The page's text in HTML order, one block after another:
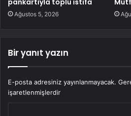
pankartıyla toplu istifa
Ağustos 5, 2026
Bir yanıt yazın
E-posta adresiniz yayınlanmayacak.
işaretlenmişlerdir